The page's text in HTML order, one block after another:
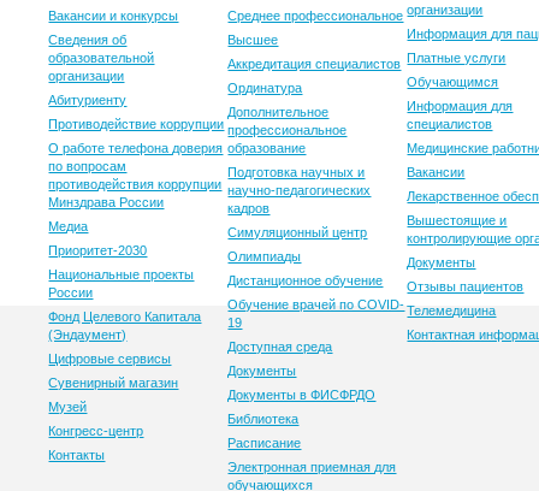
Вакансии и конкурсы
Сведения об
образовательной
организации
Абитуриенту
Противодействие коррупции
О работе телефона доверия
по вопросам
противодействия коррупции
Минздрава России
Медиа
Приоритет-2030
Национальные проекты
России
Фонд Целевого Капитала
(Эндаумент)
Цифровые сервисы
Сувенирный магазин
Музей
Конгресс-центр
Контакты
Среднее профессиональное
Высшее
Аккредитация специалистов
Ординатура
Дополнительное
профессиональное
образование
Подготовка научных и
научно-педагогических
кадров
Симуляционный центр
Олимпиады
Дистанционное обучение
Обучение врачей по COVID-
19
Доступная среда
Документы
Документы в ФИСФРДО
Библиотека
Расписание
Электронная приемная для
обучающихся
организации
Информация для
Платные услуги
Обучающимся
Информация для
специалистов
Медицинские
Вакансии
Лекарственное
Вышестоящие и
контролирующие
Документы
Отзывы пациентов
Телемедицина
Контактная